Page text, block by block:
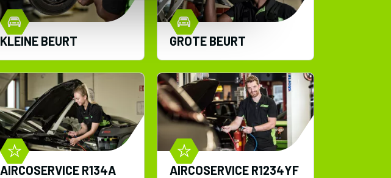
KLEINE BEURT GROTE BEURT
AIRCOSERVICE R134A AIRCOSERVICE R1234YF